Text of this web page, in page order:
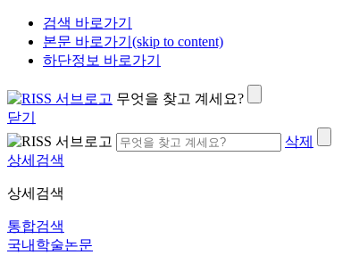
검색 바로가기
본문 바로가기(skip to content)
하단정보 바로가기
무엇을 찾고 계세요?
닫기
삭제
상세검색
상세검색
통합검색
국내학술논문